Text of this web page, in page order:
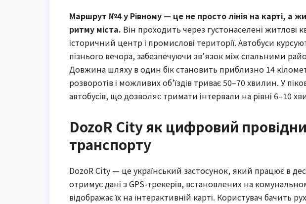
Маршрут №4 у Рівному — це не просто лінія на карті, а
ритму міста. Він проходить через густонаселені житлові
історичний центр і промислові території. Автобуси
пізнього вечора, забезпечуючи зв’язок між спальними
Довжина шляху в один бік становить приблизно 14
розворотів і можливих об’їздів триває 50–70 хвилин. У
автобусів, що дозволяє тримати інтервали на рівні 6–10
DozoR City як цифровий
транспорту
DozoR City — це український застосунок, який працює в
отримує дані з GPS-трекерів, встановлених на
відображає їх на інтерактивній карті. Користувач бачить